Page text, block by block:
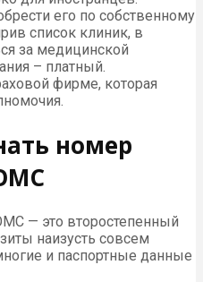
его по собственному
список клиник, в
за медицинской
– платный.
фирме, которая
номер
— это второстепенный
наизусть совсем
и паспортные данные